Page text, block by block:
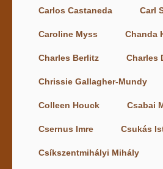
Carlos Castaneda Carl
Caroline Myss Chanda
Charles Berlitz Charles
Chrissie Gallagher-Mundy
Colleen Houck Csabai
Csernus Imre Csukás
Csíkszentmihályi Mihály